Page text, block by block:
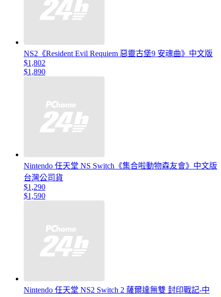
NS2《Resident Evil Requiem 惡靈古堡9 安魂曲》中文版
$1,802
$1,890
Nintendo 任天堂 NS Switch《集合啦動物森友會》中文版
台灣公司貨
$1,290
$1,590
Nintendo 任天堂 NS2 Switch 2 薩爾達無雙 封印戰記-中